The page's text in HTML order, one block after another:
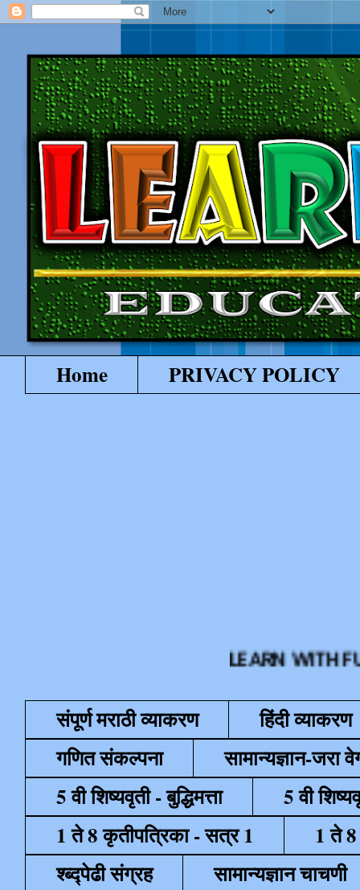
Home PRIVACY POLICY
LEARN WITH FUN
संपूर्ण मराठी व्याकरण
हिंदी व्याकरण
गणित संकल्पना
सामान्यज्ञान-जरा
5 वी शिष्यवृती - बुद्धिमत्ता
5 वी
1 ते 8 कृतीपत्रिका - सत्र 1
1 ते
श्ब्द्पेढी संग्रह
सामान्यज्ञान चाचणी